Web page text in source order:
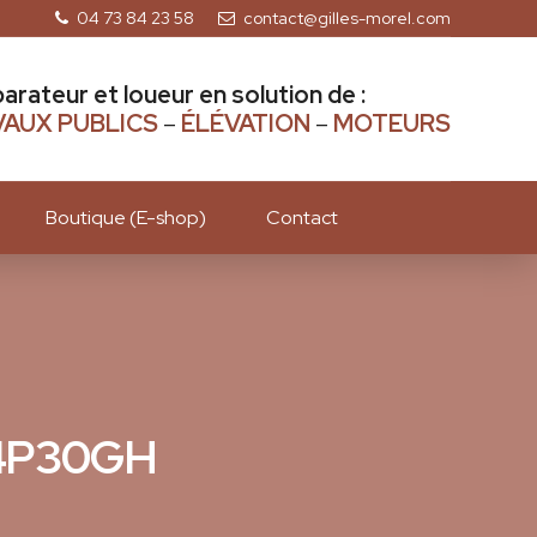
04 73 84 23 58 contact@gilles-morel.com
et loueur en solution de :
PUBLICS– ÉLÉVATION – MOTEURS
Boutique (E-shop) Contact